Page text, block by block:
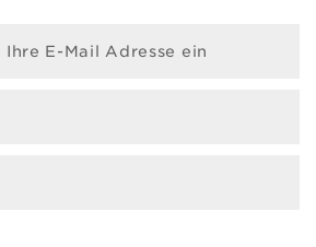
E-Mail Adresse ein